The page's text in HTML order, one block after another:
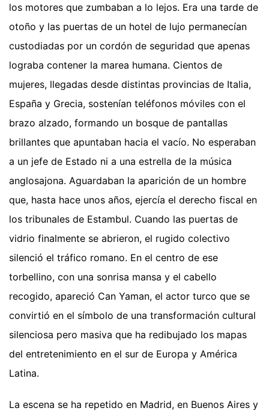
los motores que zumbaban a lo lejos. Era una tarde de
otoño y las puertas de un hotel de lujo permanecían
custodiadas por un cordón de seguridad que apenas
lograba contener la marea humana. Cientos de
mujeres, llegadas desde distintas provincias de Italia,
España y Grecia, sostenían teléfonos móviles con el
brazo alzado, formando un bosque de pantallas
brillantes que apuntaban hacia el vacío. No esperaban
a un jefe de Estado ni a una estrella de la música
anglosajona. Aguardaban la aparición de un hombre
que, hasta hace unos años, ejercía el derecho fiscal en
los tribunales de Estambul. Cuando las puertas de
vidrio finalmente se abrieron, el rugido colectivo
silenció el tráfico romano. En el centro de ese
torbellino, con una sonrisa mansa y el cabello
recogido, apareció Can Yaman, el actor turco que se
convirtió en el símbolo de una transformación cultural
silenciosa pero masiva que ha redibujado los mapas
del entretenimiento en el sur de Europa y América
Latina.
La escena se ha repetido en Madrid, en Buenos Aires y